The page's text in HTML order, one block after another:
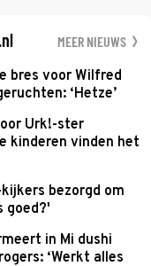
MEER NIEUWS
bres voor Wilfred
‘Hetze’
Urk!-ster
kinderen vinden het
bezorgd om
goed?'
in Mi dushi
‘Werkt alles